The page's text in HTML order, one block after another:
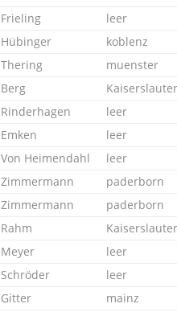
Frieling
leer
Hübinger
koblenz
Thering
muenster
Berg
Rinderhagen
leer
Emken
leer
Von Heimendahl
leer
Zimmermann
paderborn
Zimmermann
paderborn
Rahm
Meyer
leer
Schröder
leer
Gitter
mainz